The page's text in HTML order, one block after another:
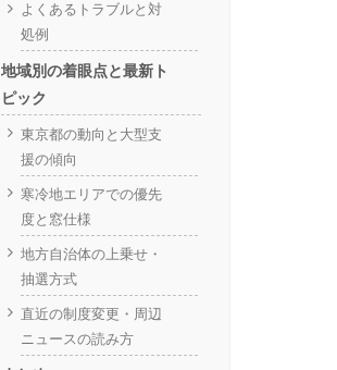
よくあるトラブルと対
処例
地域別の着眼点と最新ト
ピック
東京都の動向と大型支
援の傾向
寒冷地エリアでの優先
度と窓仕様
地方自治体の上乗せ・
抽選方式
直近の制度変更・周辺
ニュースの読み方